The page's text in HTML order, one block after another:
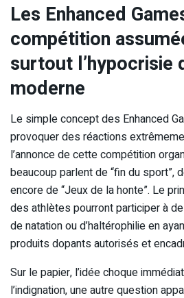
Les Enhanced
compétition
surtout l’hypocrisie
moderne
Le simple concept des Enhanced
provoquer des réactions
l’annonce de cette compétition
beaucoup parlent de “fin du sport”,
encore de “Jeux de la honte”. Le
des athlètes pourront participer à
de natation ou d’haltérophilie en
produits dopants autorisés et
Sur le papier, l’idée choque
l’indignation, une autre question